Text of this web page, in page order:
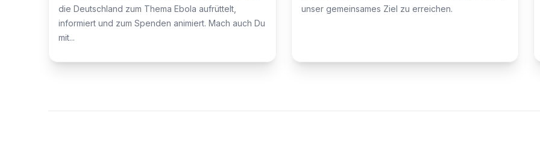
die Deutschland zum Thema Ebola aufrüttelt,
informiert und zum Spenden animiert. Mach auch Du
mit...
unser gemeinsames Ziel zu erreichen.